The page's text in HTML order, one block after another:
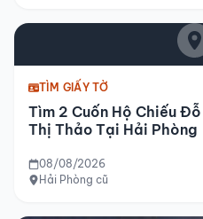
TÌM GIẤY TỜ
Tìm 2 Cuốn Hộ Chiếu
Thị Thảo Tại Hải Phòng
08/08/2026
Hải Phòng cũ